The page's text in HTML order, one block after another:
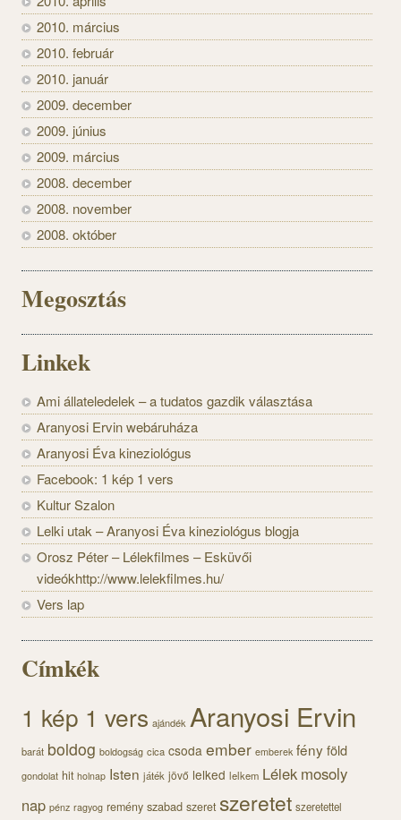
2010. március
2010. február
2010. január
2009. december
2009. június
2009. március
2008. december
2008. november
2008. október
Megosztás
Linkek
Ami állateledelek – a tudatos gazdik választása
Aranyosi Ervin webáruháza
Aranyosi Éva kineziológus
Facebook: 1 kép 1 vers
Kultur Szalon
Lelki utak – Aranyosi Éva kineziológus blogja
Orosz Péter – Lélekfilmes – Esküvői
videókhttp://www.lelekfilmes.hu/
Vers lap
Címkék
1 kép 1 vers ajándék Aranyosi Ervin
barát boldog boldogság cica csoda ember emberek fényföld
gondolat hit holnap Isten játék jövő lelked lelkem Lélek mosoly
nap pénz ragyog remény szabad szeret szeretet szeretettel